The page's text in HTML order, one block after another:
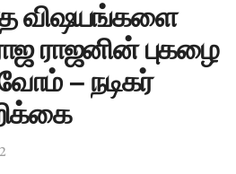
விஷயங்களை
ராஜனின் புகழை
– நடிகர்